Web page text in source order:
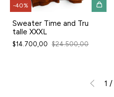
-40%
Sweater Time and Tru
talle XXXL
$14.700,00 $24.500,00
1 /